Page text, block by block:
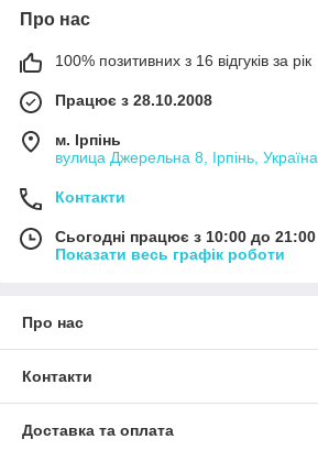
Про нас
100% позитивних з 16 відгуків за рік
Працює з 28.10.2008
м. Ірпінь
вулица Джерельна 8, Ірпінь, Україна
Контакти
Сьогодні працює з 10:00 до 21:00
Показати весь графік роботи
Про нас
Контакти
Доставка та оплата